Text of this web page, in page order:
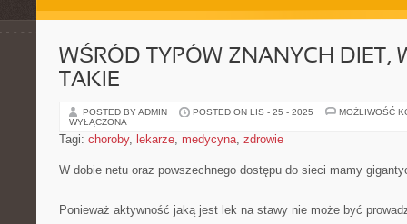
WŚRÓD TYPÓW ZNANYCH DIET,
TAKIE
POSTED BY ADMIN POSTED ON LIS - 25 - 2025
MOŻLIWOŚĆ
WYŁĄCZONA
Tagi: choroby, lekarze, medycyna, zdrowie
W dobie netu oraz powszechnego dostępu do sieci mamy
Ponieważ aktywność jaką jest lek na stawy nie może być